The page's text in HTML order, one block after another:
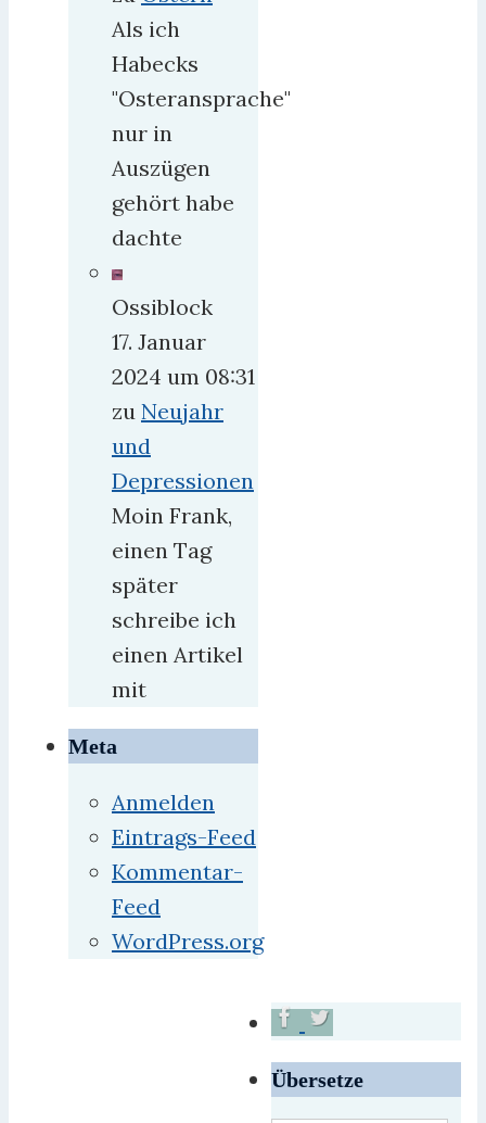
Als ich
Habecks
"Osteransprache"
nur in
Auszügen
gehört habe
dachte
Ossiblock
17. Januar
2024 um 08:31
zu Neujahr
und
Depressionen
Moin Frank,
einen Tag
später
schreibe ich
einen Artikel
mit
Meta
Anmelden
Eintrags-Feed
Kommentar-
Feed
WordPress.org
Übersetze